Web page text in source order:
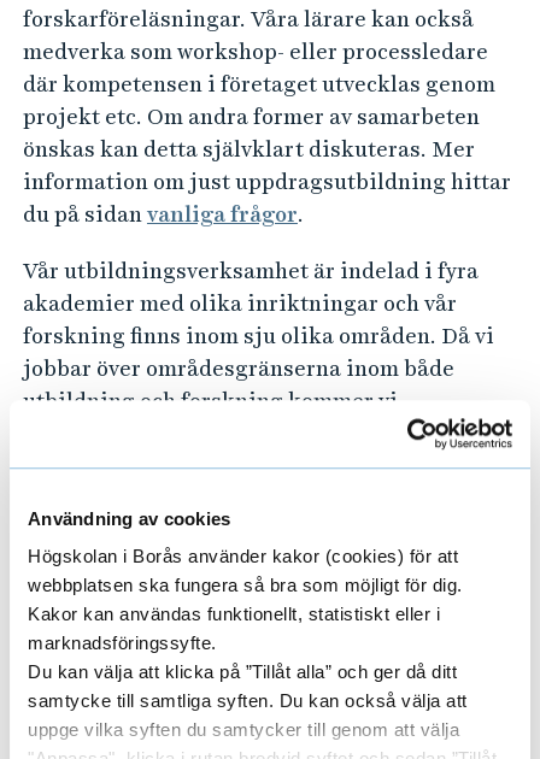
Användning av cookies
Högskolan i Borås använder kakor (cookies) för att
webbplatsen ska fungera så bra som möjligt för dig.
Kakor kan användas funktionellt, statistiskt eller i
marknadsföringssyfte.
Du kan välja att klicka på ”Tillåt alla” och ger då ditt
samtycke till samtliga syften. Du kan också välja att
uppge vilka syften du samtycker till genom att välja
forskarföreläsningar. Våra lärare kan också
medverka som workshop- eller processledare
där kompetensen i företaget utvecklas genom
projekt etc. Om andra former av samarbeten
önskas kan detta självklart diskuteras. Mer
information om just uppdragsutbildning hittar
du på sidan vanliga frågor.
Vår utbildningsverksamhet är indelad i fyra
akademier med olika inriktningar och vår
forskning finns inom sju olika områden. Då vi
jobbar över områdesgränserna inom både
utbildning och forskning kommer vi
tillsammans att hitta lösningar på de flesta
tänkbara problem. Börja därför gärna med en
lösning tillsammans.
Läs gärna mer om våraKompetensområden